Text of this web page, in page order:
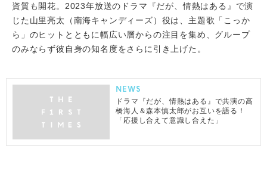
資質も開花。2023年放送のドラマ『だが、情熱はある』で演
じた山里亮太（南海キャンディーズ）役は、主題歌「こっか
ら」のヒットとともに幅広い層からの注目を集め、グループ
のみならず彼自身の知名度をさらに引き上げた。
NEWS
ドラマ『だが、情熱はある』で共演の高
橋海人＆森本慎太郎がお互いを語る！
「応援し合えて意識し合えた」